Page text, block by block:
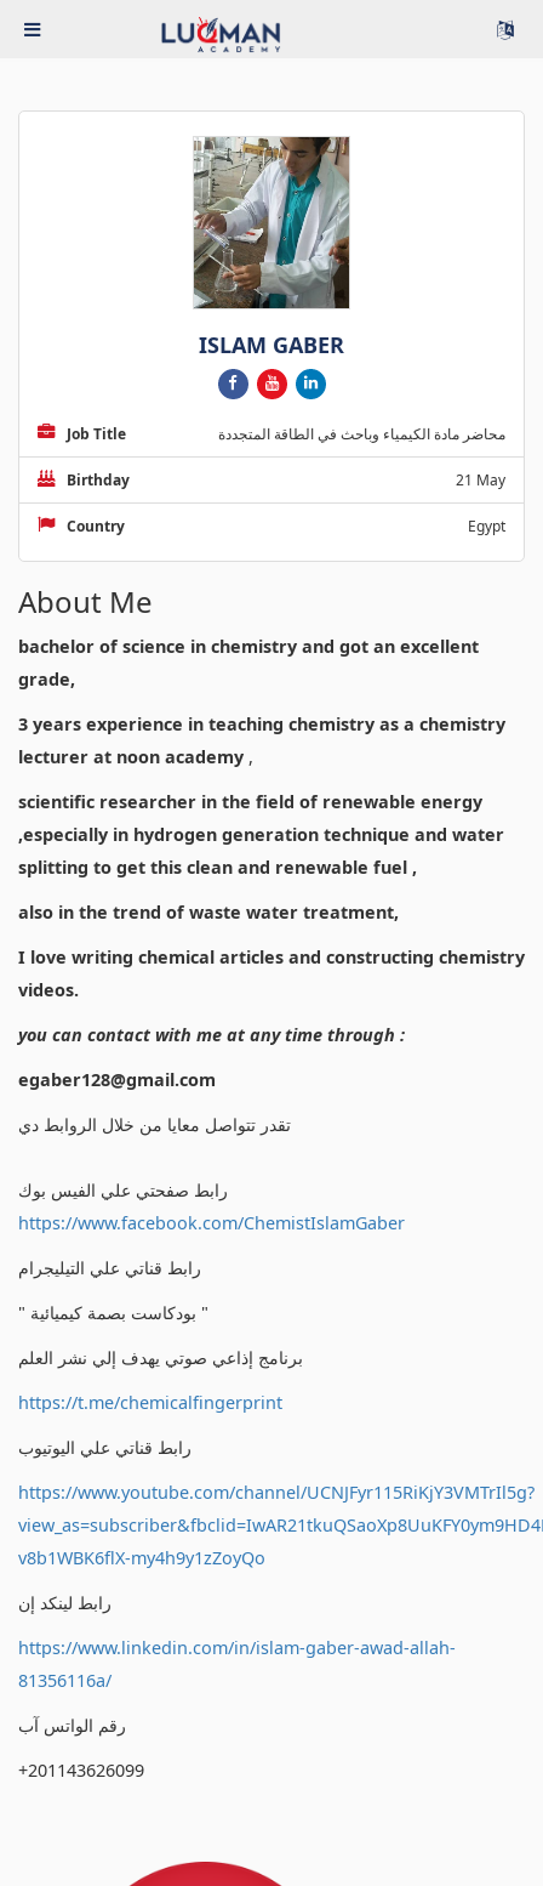
ISLAM GABER
Job Title محاضر مادة الكيمياء وباحث في الطاقة المتجددة
Birthday 21 May
Country Egypt
About Me
bachelor of science in chemistry and got an excellent
grade,
3 years experience in teaching chemistry as a chemistry
lecturer at noon academy ,
scientific researcher in the field of renewable energy
,especially in hydrogen generation technique and water
splitting to get this clean and renewable fuel ,
also in the trend of waste water treatment,
I love writing chemical articles and constructing chemistry
videos.
you can contact with me at any time through :
egaber128@gmail.com
تقدر تتواصل معايا من خلال الروابط دي
رابط صفحتي علي الفيس بوك
https://www.facebook.com/ChemistIslamGaber
رابط قناتي علي التيليجرام
" بودكاست بصمة كيميائية "
برنامج إذاعي صوتي يهدف إلي نشر العلم
https://t.me/chemicalfingerprint
رابط قناتي علي اليوتيوب
https://www.youtube.com/channel/UCNJFyr115RiKjY3VMTrIl5g?
v8b1WBK6flX-my4h9y1zZoyQo
رابط لينكد إن
https://www.linkedin.com/in/islam-gaber-awad-allah-
81356116a/
رقم الواتس آب
+201143626099